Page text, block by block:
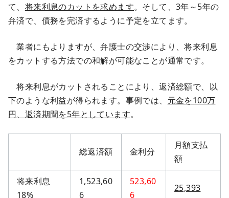
て、 将来利息のカットを求めます。そして、3年～5年の
弁済で、債務を完済するように予定を立てます。
業者にもよりますが、弁護士の交渉により、将来利息
をカットする方法での和解が可能なことが通常です。
将来利息がカットされることにより、返済総額で、以
下のような利益が得られます。事例では、 元金を100万
円、返済期間を5年としています。
総返済額 金利分
月額支払
額
将来利息
18%
1,523,60
6
523,60
6
25,393